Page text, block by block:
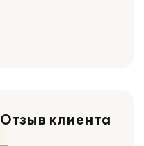
Отзыв клиента